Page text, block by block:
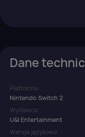
Dane
Platforma
Nintendo Switch 2
Wydawca
U&I Entertainment
Wersja językowa